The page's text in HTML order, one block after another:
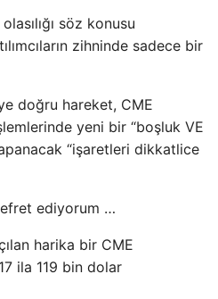
söz konusu
zihninde sadece bir
doğru hareket, CME
yeni bir “boşluk VE
“işaretleri dikkatlice
ediyorum …
harika bir CME
ila 119 bin dolar